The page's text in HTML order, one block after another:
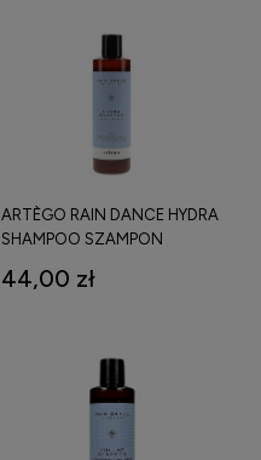
ARTÈGO RAIN DANCE HYDRA
SHAMPOO SZAMPON
250 ML
44,00 zł